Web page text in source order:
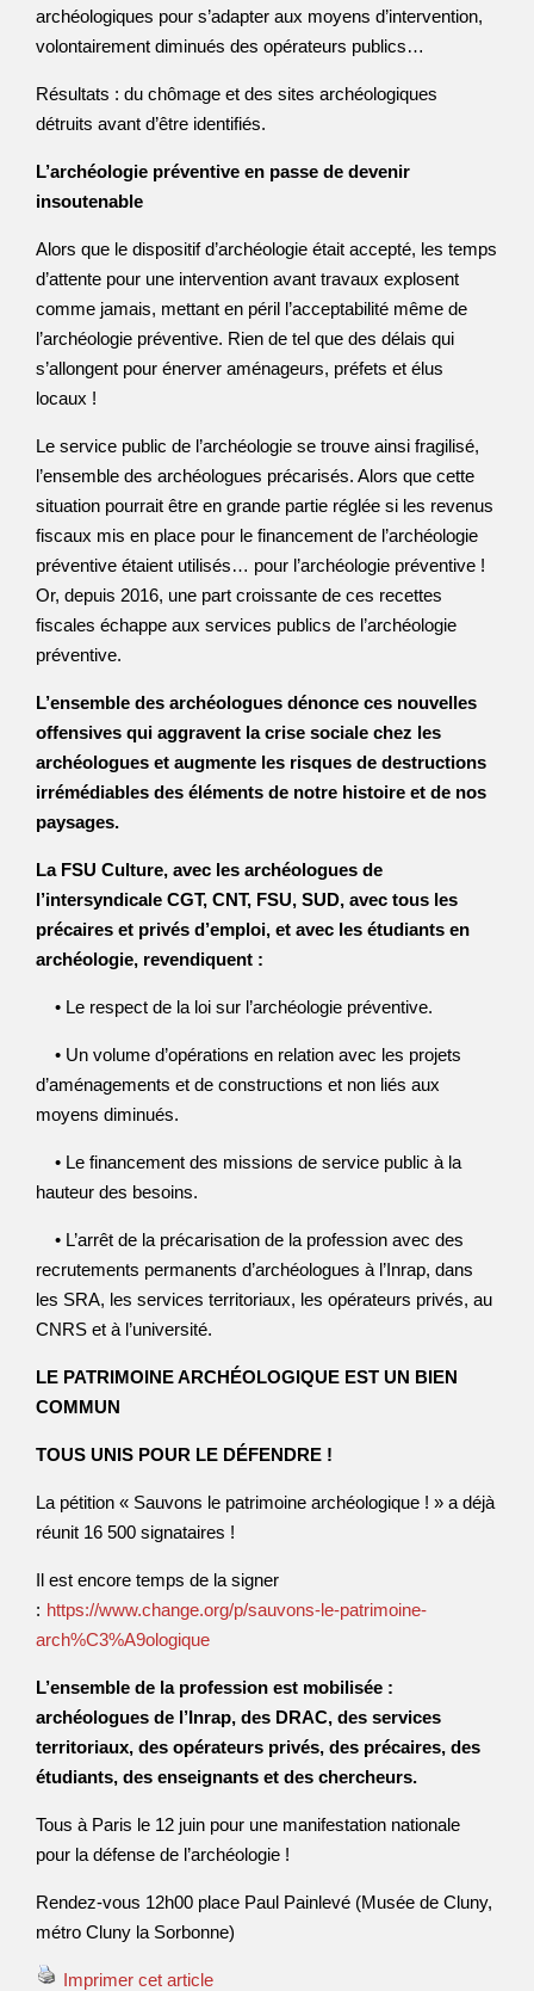
archéologiques pour s’adapter aux moyens d’intervention,
volontairement diminués des opérateurs publics…
Résultats : du chômage et des sites archéologiques
détruits avant d’être identifiés.
L’archéologie préventive en passe de devenir
insoutenable
Alors que le dispositif d’archéologie était accepté, les temps
d’attente pour une intervention avant travaux explosent
comme jamais, mettant en péril l’acceptabilité même de
l’archéologie préventive. Rien de tel que des délais qui
s’allongent pour énerver aménageurs, préfets et élus
locaux !
Le service public de l’archéologie se trouve ainsi fragilisé,
l’ensemble des archéologues précarisés. Alors que cette
situation pourrait être en grande partie réglée si les revenus
fiscaux mis en place pour le financement de l’archéologie
préventive étaient utilisés… pour l’archéologie préventive !
Or, depuis 2016, une part croissante de ces recettes
fiscales échappe aux services publics de l’archéologie
préventive.
L’ensemble des archéologues dénonce ces nouvelles
offensives qui aggravent la crise sociale chez les
archéologues et augmente les risques de destructions
irrémédiables des éléments de notre histoire et de nos
paysages.
La FSU Culture, avec les archéologues de
l’intersyndicale CGT, CNT, FSU, SUD, avec tous les
précaires et privés d’emploi, et avec les étudiants en
archéologie, revendiquent :
• Le respect de la loi sur l’archéologie préventive.
• Un volume d’opérations en relation avec les projets
d’aménagements et de constructions et non liés aux
moyens diminués.
• Le financement des missions de service public à la
hauteur des besoins.
• L’arrêt de la précarisation de la profession avec des
recrutements permanents d’archéologues à l’Inrap, dans
les SRA, les services territoriaux, les opérateurs privés, au
CNRS et à l’université.
LE PATRIMOINE ARCHÉOLOGIQUE EST UN BIEN
COMMUN
TOUS UNIS POUR LE DÉFENDRE !
La pétition « Sauvons le patrimoine archéologique ! » a déjà
réunit 16 500 signataires !
Il est encore temps de la signer
: https://www.change.org/p/sauvons-le-patrimoine-
arch%C3%A9ologique
L’ensemble de la profession est mobilisée :
archéologues de l’Inrap, des DRAC, des services
territoriaux, des opérateurs privés, des précaires, des
étudiants, des enseignants et des chercheurs.
Tous à Paris le 12 juin pour une manifestation nationale
pour la défense de l’archéologie !
Rendez-vous 12h00 place Paul Painlevé (Musée de Cluny,
métro Cluny la Sorbonne)
Imprimer cet article